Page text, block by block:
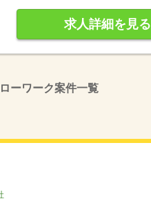
求人詳細を見る
ーワーク案件一覧